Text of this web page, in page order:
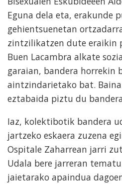
Eguna dela eta, erakunde
gehientsuenetan
zintzilikatzen dute eraikin
Buen Lacambra alkate
garaian, bandera horrekin
aintzindarietako bat.
eztabaida piztu du
Iaz, kolektibotik bandera
jartzeko eskaera zuzena
Ospitale Zaharrean jarri
Udala bere jarreran
jaietarako apaindua